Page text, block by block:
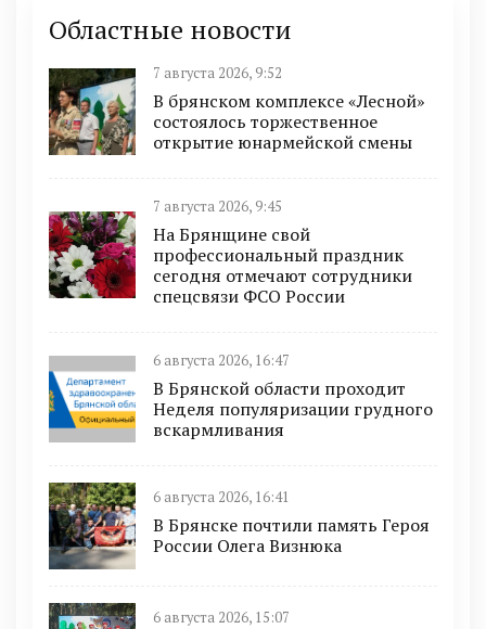
Областные новости
7 августа 2026, 9:52
В брянском комплексе «Лесной»
состоялось торжественное
открытие юнармейской смены
7 августа 2026, 9:45
На Брянщине свой
профессиональный праздник
сегодня отмечают сотрудники
спецсвязи ФСО России
6 августа 2026, 16:47
В Брянской области проходит
Неделя популяризации грудного
вскармливания
6 августа 2026, 16:41
В Брянске почтили память Героя
России Олега Визнюка
6 августа 2026, 15:07